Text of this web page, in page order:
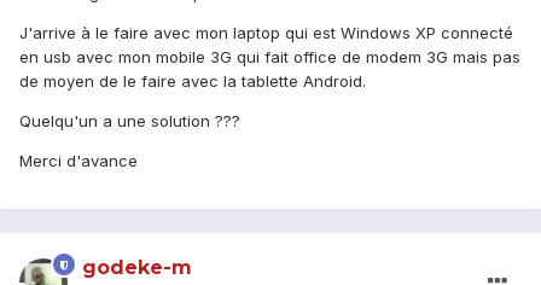
J'arrive à le faire avec mon laptop qui est Windows XP connecté
en usb avec mon mobile 3G qui fait office de modem 3G mais pas
de moyen de le faire avec la tablette Android.
Quelqu'un a une solution ???
Merci d'avance
godeke-m